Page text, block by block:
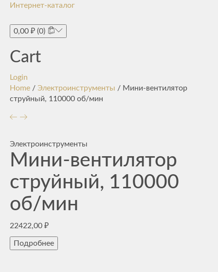
Интернет-каталог
0,00 ₽ (0)
Cart
Login
Home / Электроинструменты / Мини-вентилятор
струйный, 110000 об/мин
Электроинструменты
Мини-вентилятор
струйный, 110000
об/мин
22422,00 ₽
Подробнее